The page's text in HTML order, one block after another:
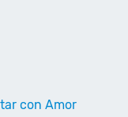
con Amor